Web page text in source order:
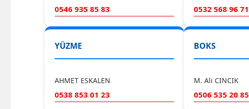
0546 935 85 83 0532 568 96 71
YÜZME
AHMET ESKALEN
0538 853 01 23
BOKS
M. Ali CINCIK
0506 535 20 85